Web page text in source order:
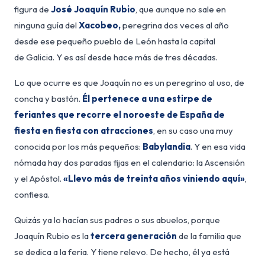
figura de José Joaquín Rubio, que aunque no sale en
ninguna guía del Xacobeo,peregrina dos veces al año
desde ese pequeño pueblo de León hasta la capital
de Galicia. Y es así desde hace más de tres décadas.
Lo que ocurre es que Joaquín no es un peregrino al uso, de
concha y bastón. Él pertenece a una estirpe de
feriantes que recorre el noroeste de España de
fiesta en fiesta con atracciones, en su caso una muy
conocida por los más pequeños: Babylandia. Y en esa vida
nómada hay dos paradas fijas en el calendario: la Ascensión
y el Apóstol. «Llevo más de treinta años viniendo aquí»,
confiesa.
Quizás ya lo hacían sus padres o sus abuelos, porque
Joaquín Rubio es latercera generación de la familia que
se dedica a la feria. Y tiene relevo. De hecho, él ya está